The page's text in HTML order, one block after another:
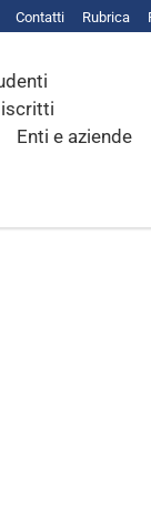
Contatti Rubrica
Enti e aziende